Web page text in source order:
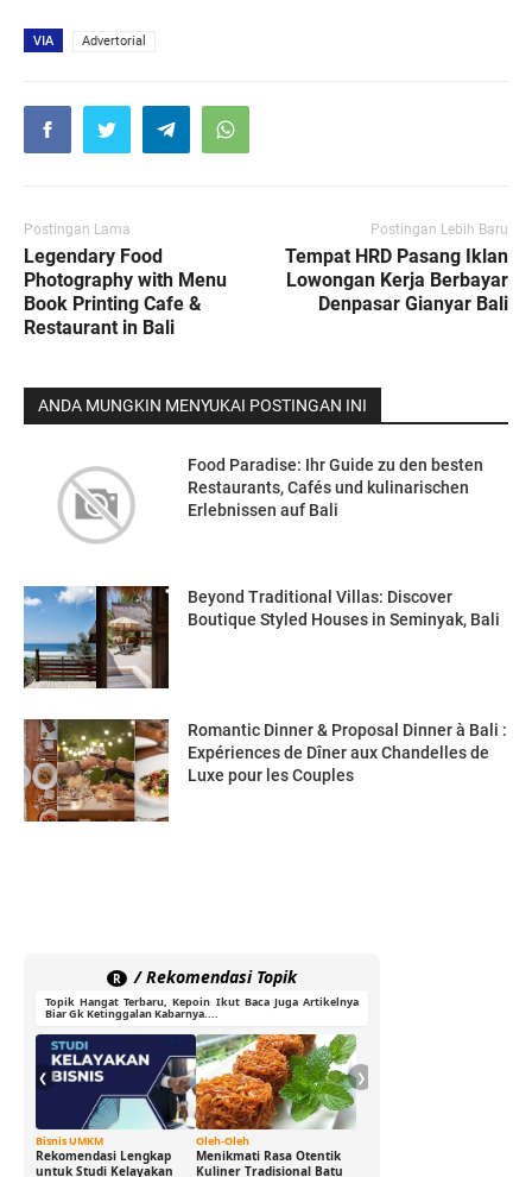
VIA Advertorial
Postingan Lama
Legendary Food
Photography with Menu
Book Printing Cafe &
Restaurant in Bali
Postingan Lebih Baru
Tempat HRD Pasang Iklan
Lowongan Kerja Berbayar
Denpasar Gianyar Bali
ANDA MUNGKIN MENYUKAI POSTINGAN INI
Food Paradise: Ihr Guide zu den besten
Restaurants, Cafés und kulinarischen
Erlebnissen auf Bali
Beyond Traditional Villas: Discover
Boutique Styled Houses in Seminyak, Bali
Romantic Dinner & Proposal Dinner à Bali :
Expériences de Dîner aux Chandelles de
Luxe pour les Couples
R / Rekomendasi Topik
Topik Hangat Terbaru, Kepoin Ikut Baca Juga Artikelnya
Biar Gk Ketinggalan Kabarnya....
Bisnis UMKM
Rekomendasi Lengkap
untuk Studi Kelayakan
Oleh-Oleh
Menikmati Rasa Otentik
Kuliner Tradisional Batu
❮ ❯